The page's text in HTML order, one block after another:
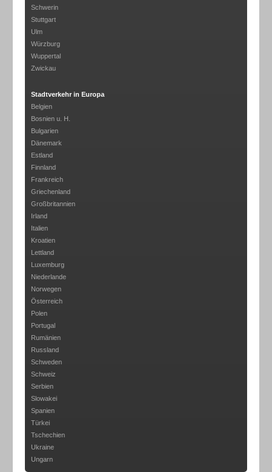
Schwerin
Stuttgart
Ulm
Würzburg
Wuppertal
Zwickau
Stadtverkehr in Europa
Belgien
Bosnien u. H.
Bulgarien
Dänemark
Estland
Finnland
Frankreich
Griechenland
Großbritannien
Irland
Italien
Kroatien
Lettland
Luxemburg
Niederlande
Norwegen
Österreich
Polen
Portugal
Rumänien
Russland
Schweden
Schweiz
Serbien
Slowakei
Spanien
Türkei
Tschechien
Ukraine
Ungarn